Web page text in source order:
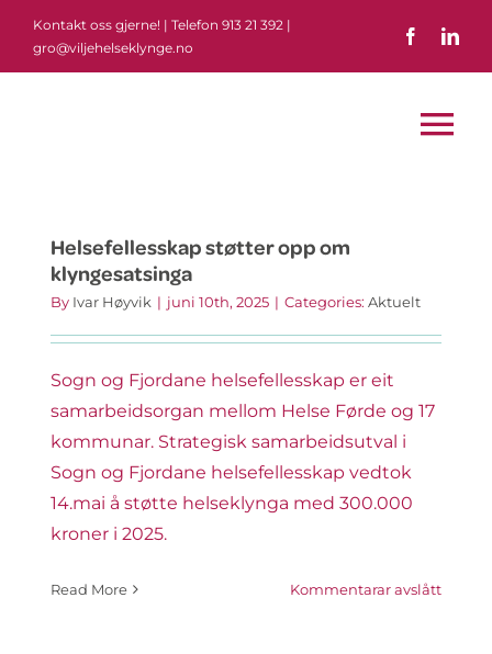
content
Kontakt oss gjerne! | Telefon 913 21 392 |
gro@viljehelseklynge.no
Partnarar
Helsefellesskap støtter opp om
klyngesatsinga
By Ivar Høyvik | juni 10th, 2025 | Categories: Aktuelt
Sogn og Fjordane helsefellesskap er eit
samarbeidsorgan mellom Helse Førde og 17
kommunar. Strategisk samarbeidsutval i
Sogn og Fjordane helsefellesskap vedtok
14.mai å støtte helseklynga med 300.000
kroner i 2025.
Read More Kommentarar avslåttpå